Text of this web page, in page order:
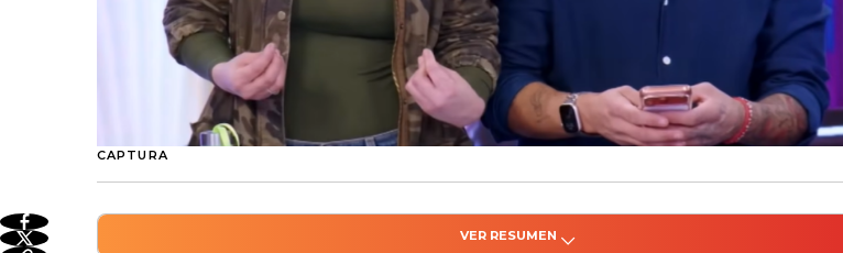
CAPTURA
VER RESUMEN